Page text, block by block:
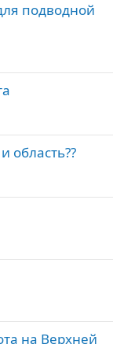
подводной
область??
на Верхней